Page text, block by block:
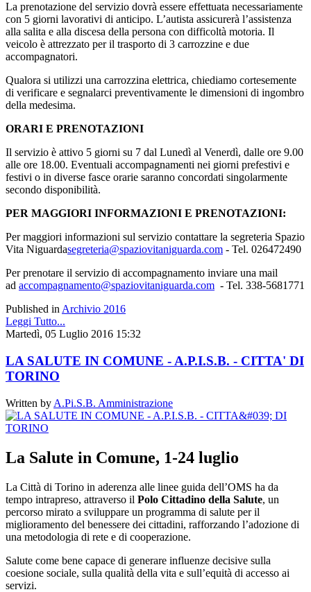
La prenotazione del servizio dovrà essere effettuata necessariamente
con 5 giorni lavorativi di anticipo. L’autista assicurerà l’assistenza
alla salita e alla discesa della persona con difficoltà motoria. Il
veicolo è attrezzato per il trasporto di 3 carrozzine e due
accompagnatori.
Qualora si utilizzi una carrozzina elettrica, chiediamo cortesemente
di verificare e segnalarci preventivamente le dimensioni di ingombro
della medesima.
ORARI E PRENOTAZIONI
Il servizio è attivo 5 giorni su 7 dal Lunedì al Venerdì, dalle ore 9.00
alle ore 18.00. Eventuali accompagnamenti nei giorni prefestivi e
festivi o in diverse fasce orarie saranno concordati singolarmente
secondo disponibilità.
PER MAGGIORI INFORMAZIONI E PRENOTAZIONI:
Per maggiori informazioni sul servizio contattare la segreteria Spazio
Vita Niguardasegreteria@spaziovitaniguarda.com - Tel. 026472490
Per prenotare il servizio di accompagnamento inviare una mail
ad accompagnamento@spaziovitaniguarda.com - Tel. 338-5681771
Published inArchivio 2016
Leggi Tutto...
Martedì, 05 Luglio 2016 15:32
LA SALUTE IN COMUNE - A.P.I.S.B. - CITTA' DI
TORINO
Written by A.Pi.S.B. Amministrazione
La Salute in Comune, 1-24 luglio
La Città di Torino in aderenza alle linee guida dell’OMS ha da
tempo intrapreso, attraverso il Polo Cittadino della Salute, un
percorso mirato a sviluppare un programma di salute per il
miglioramento del benessere dei cittadini, rafforzando l’adozione di
una metodologia di rete e di cooperazione.
Salute come bene capace di generare influenze decisive sulla
coesione sociale, sulla qualità della vita e sull’equità di accesso ai
servizi.